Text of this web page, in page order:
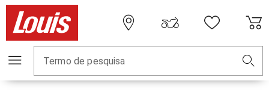
Termo de pesquisa